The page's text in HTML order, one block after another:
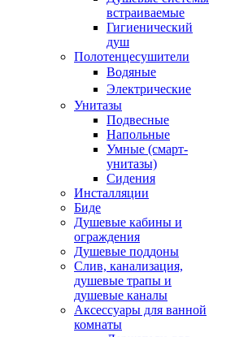
встраиваемые
Гигиенический
душ
Полотенцесушители
ㅤВодяные
ㅤЭлектрические
Унитазы
Подвесные
Напольные
Умные (смарт-
унитазы)
Сидения
Инсталляции
Биде
Душевые кабины и
ограждения
Душевые поддоны
Слив, канализация,
душевые трапы и
душевые каналы
Аксессуары для ванной
комнаты